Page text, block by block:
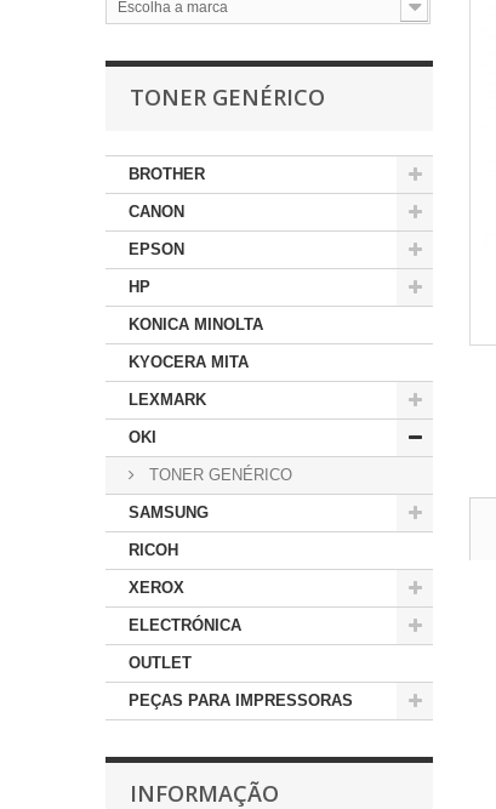
Escolha a marca
TONER GENÉRICO
BROTHER
CANON
EPSON
HP
KONICA MINOLTA
KYOCERA MITA
LEXMARK
OKI
TONER GENÉRICO
SAMSUNG
RICOH
XEROX
ELECTRÓNICA
OUTLET
PEÇAS PARA IMPRESSORAS
INFORMAÇÃO